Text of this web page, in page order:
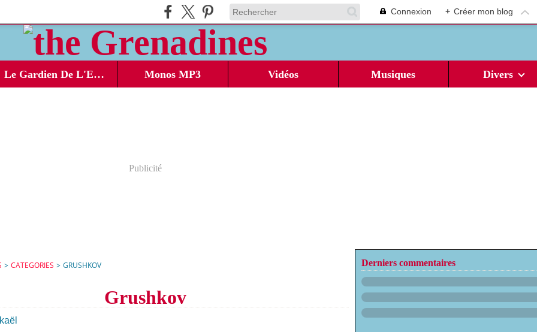
Connexion + Créer mon blog
Le Gardien De L'Ecosse Monos MP3 Vidéos Musiques Divers
Publicité
> CATEGORIES > GRUSHKOV
Grushkov
Derniers commentaires